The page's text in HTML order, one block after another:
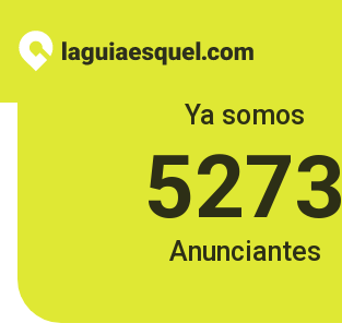
Ya somos
5273
Anunciantes